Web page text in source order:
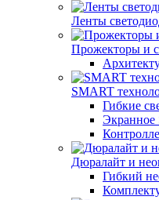
Ленты
Прожекторы и
SMART
Гибкие
Экранное
Дюралайт и
Гибкий